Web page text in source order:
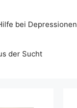
bei Depressionen
der Sucht